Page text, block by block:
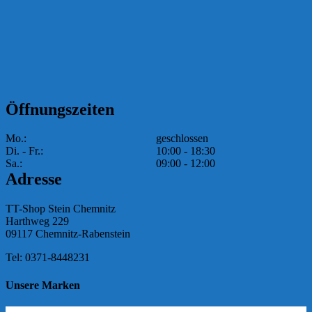
Öffnungszeiten
Mo.:
geschlossen
Di. - Fr.:
10:00 - 18:30
Sa.:
09:00 - 12:00
Adresse
TT-Shop Stein Chemnitz
Harthweg 229
09117 Chemnitz-Rabenstein
Tel: 0371-8448231
Unsere Marken